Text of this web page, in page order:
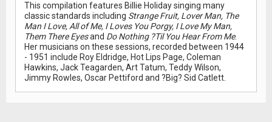
This compilation features Billie Holiday singing many
classic standards including Strange Fruit, Lover Man, The
Man I Love, All of Me, I Loves You Porgy, I Love My Man,
Them There Eyesand Do Nothing ?Til You Hear From Me.
Her musicians on these sessions, recorded between 1944
- 1951 include Roy Eldridge, Hot Lips Page, Coleman
Hawkins, Jack Teagarden, Art Tatum, Teddy Wilson,
Jimmy Rowles, Oscar Pettiford and ?Big? Sid Catlett.